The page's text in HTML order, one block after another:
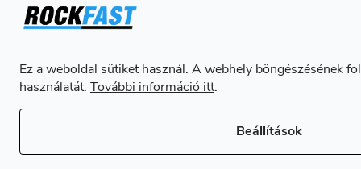
Ez a weboldal sütiket használ. A webhely böngészésének
használatát. További információ itt.
Beállítások